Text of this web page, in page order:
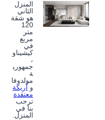
المنزل
الثاني
هو شقة
120
متر
مربع
في
كيشيناو
،
جمهوري
ة
مولدوفا
و
أريكة
معنقدة
ترحب
بنا في
المنزل.